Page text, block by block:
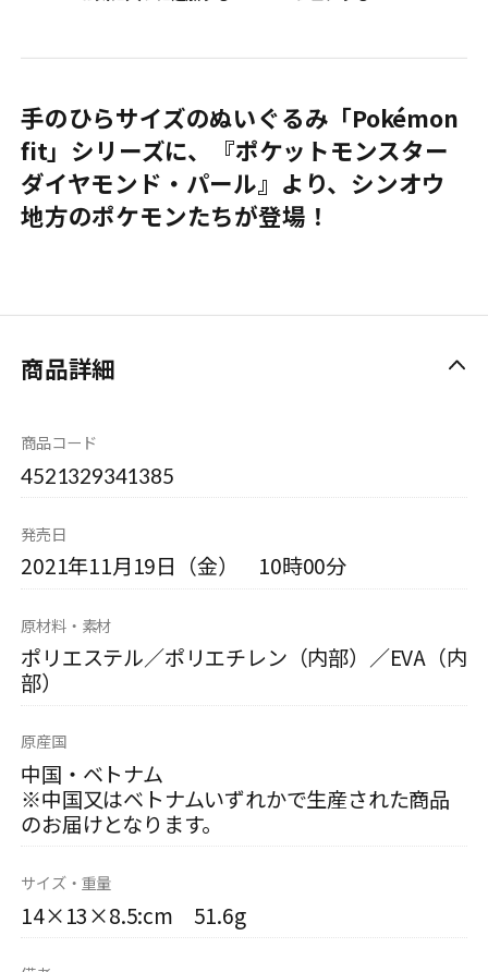
手のひらサイズのぬいぐるみ「Pokémon
fit」シリーズに、『ポケットモンスター
ダイヤモンド・パール』より、シンオウ
地方のポケモンたちが登場！
商品詳細
商品コード
4521329341385
発売日
2021年11月19日（金） 10時00分
原材料・素材
ポリエステル／ポリエチレン（内部）／EVA（内
部）
原産国
中国・ベトナム
※中国又はベトナムいずれかで生産された商品
のお届けとなります。
サイズ・重量
14×13×8.5:cm 51.6g